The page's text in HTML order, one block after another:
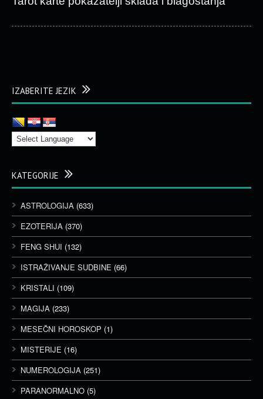
IZABERITE JEZIK
KATEGORIJE
ASTROLOGIJA (633)
EZOTERIJA (370)
FENG SHUI (132)
ISTRAŽIVANJE SUDBINE (66)
KRISTALI (109)
MAGIJA (233)
MESEČNI HOROSKOP (1)
MISTERIJE (16)
NUMEROLOGIJA (251)
PARANORMALNO (5)